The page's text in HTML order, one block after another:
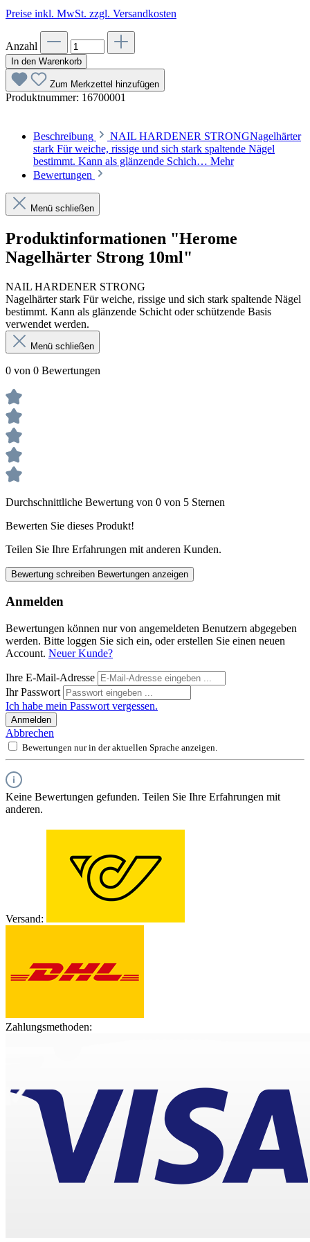
Preise inkl. MwSt. zzgl. Versandkosten
Anzahl
In den Warenkorb
Zum Merkzettel hinzufügen
Produktnummer: 16700001
Beschreibung
NAIL HARDENER STRONGNagelhärter
stark Für weiche, rissige und sich stark spaltende Nägel
bestimmt. Kann als glänzende Schich… Mehr
Bewertungen
Menü schließen
Produktinformationen "Herome
Nagelhärter Strong 10ml"
NAIL HARDENER STRONG
Nagelhärter stark Für weiche, rissige und sich stark spaltende Nägel
bestimmt. Kann als glänzende Schicht oder schützende Basis
verwendet werden.
Menü schließen
0 von 0 Bewertungen
Durchschnittliche Bewertung von 0 von 5 Sternen
Bewerten Sie dieses Produkt!
Teilen Sie Ihre Erfahrungen mit anderen Kunden.
Bewertung schreiben Bewertungen anzeigen
Anmelden
Bewertungen können nur von angemeldeten Benutzern abgegeben
werden. Bitte loggen Sie sich ein, oder erstellen Sie einen neuen
Account. Neuer Kunde?
Ihre E-Mail-Adresse
Ihr Passwort
Ich habe mein Passwort vergessen.
Anmelden
Abbrechen
Bewertungen nur in der aktuellen Sprache anzeigen.
Keine Bewertungen gefunden. Teilen Sie Ihre Erfahrungen mit
anderen.
Versand:
Zahlungsmethoden: